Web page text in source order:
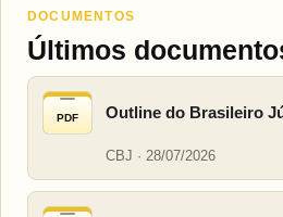
DOCUMENTOS
Últimos
PDF Outline do Brasileiro
CBJ · 28/07/2026